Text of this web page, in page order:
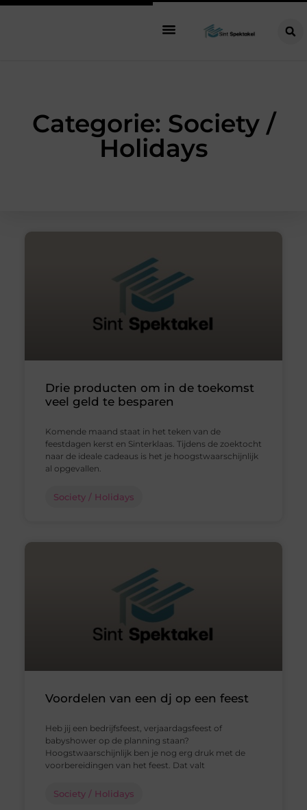
Categorie: Society /
Holidays
Drie producten om in de toekomst
veel geld te besparen
Komende maand staat in het teken van de
feestdagen kerst en Sinterklaas. Tijdens de zoektocht
naar de ideale cadeaus is het je hoogstwaarschijnlijk
al opgevallen.
Society / Holidays
Voordelen van een dj op een feest
Heb jij een bedrijfsfeest, verjaardagsfeest of
babyshower op de planning staan?
Hoogstwaarschijnlijk ben je nog erg druk met de
voorbereidingen van het feest. Dat valt
Society / Holidays